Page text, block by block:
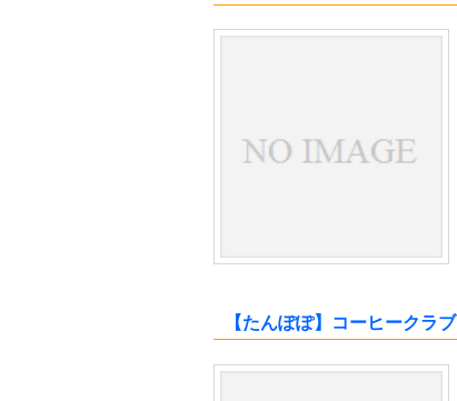
【たんぽぽ】コーヒークラブ